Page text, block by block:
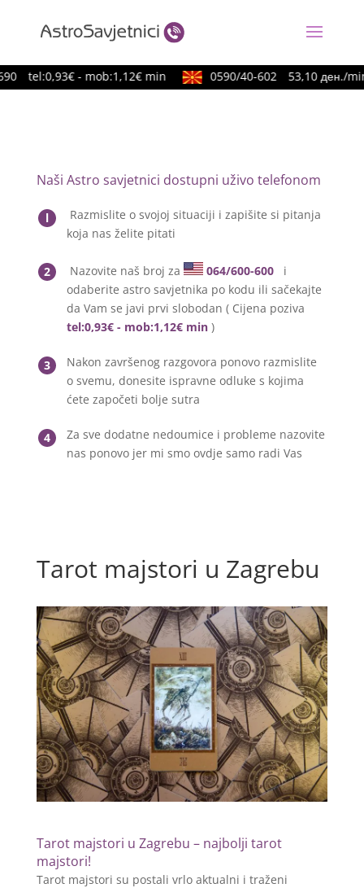
tel:0,93€ - mob:1,12€ min 0590/40-602 53,10 ден./min
Naši Astro savjetnici dostupni uživo telefonom
l
Razmislite o svojoj situaciji i zapišite si pitanja
koja nas želite pitati
2 Nazovite naš broj za 064/600-600
i
odaberite astro savjetnika po kodu ili sačekajte
da Vam se javi prvi slobodan ( Cijena poziva
tel:0,93€ - mob:1,12€ min )
3
Nakon završenog razgovora ponovo razmislite
o svemu, donesite ispravne odluke s kojima
ćete započeti bolje sutra
4
Za sve dodatne nedoumice i probleme nazovite
nas ponovo jer mi smo ovdje samo radi Vas
Tarot majstori u Zagrebu
Tarot majstori u Zagrebu – najbolji tarot
majstori!
Tarot majstori su postali vrlo aktualni i traženi